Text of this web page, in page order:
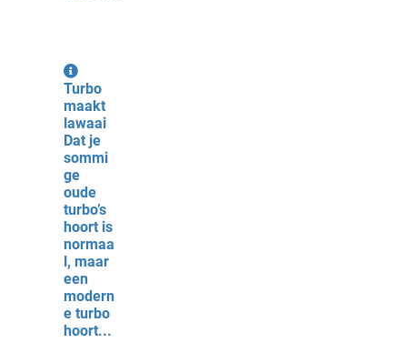
Turbo
maakt
lawaai
Dat je
sommi
ge
oude
turbo’s
hoort is
normaa
l, maar
een
modern
e turbo
hoort...